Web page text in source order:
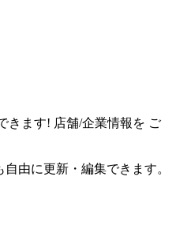
きます! 店舗/企業情報を ご
由に更新・編集できます。